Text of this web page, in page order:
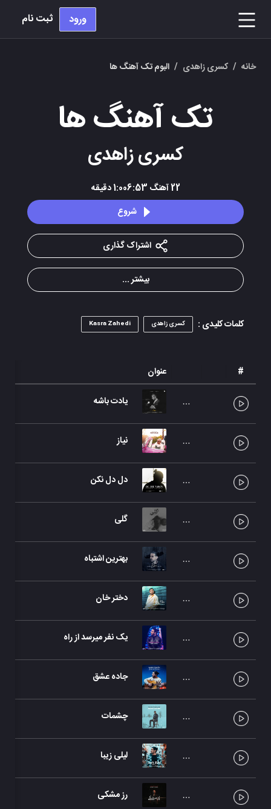
ورود ثبت نام
خانه / کسری زاهدی / البوم تک آهنگ ها
تک آهنگ ها
کسری زاهدی
22آهنگ 1:006:53دقیقه
شروع
اشتراک گذاری
بیشتر ...
کلمات کلیدی : کسری زاهدی Kasra Zahedi
# عنوان
یادت باشه
نیاز
دل دل نکن
گلی
بهترین اشتباه
دختر خان
یک نفر میرسد از راه
جاده عشق
چشمات
لیلی زیبا
رز مشکی